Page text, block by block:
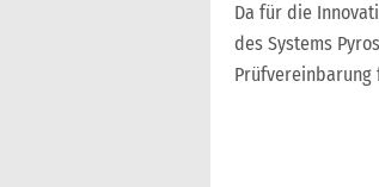
Da für die
des Systems
Prüfvereinbarung